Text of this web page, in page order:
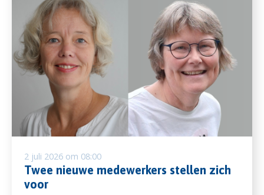
2 juli 2026 om 08:00
Twee nieuwe medewerkers stellen zich
voor